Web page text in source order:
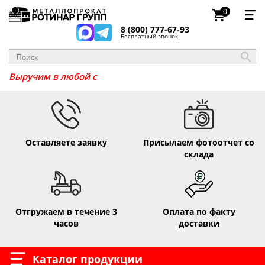
8 (800) 777-67-93
Бесплатный звонок
0
Выручим в любо
Оставляете заявку
Присылаем фотоотчет со
склада
Отгружаем в течение 3
часов
Оплата по факту
доставки
Каталог продукции